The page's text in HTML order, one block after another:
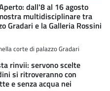
dall'8 al 16 agosto
multidisciplinare tra
Gradari e la Galleria Rossini
corte di palazzo Gradari
rinvii: servono scelte
si ritroveranno con
e senza acqua nei